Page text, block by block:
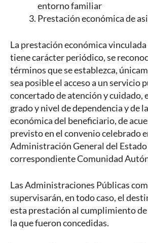
entorno familiar
Prestación económica de
La prestación económica
tiene carácter periódico, se
términos que se establezca,
sea posible el acceso a un servicio
concertado de atención y cuidado,
grado y nivel de dependencia y de
económica del beneficiario, de
previsto en el convenio celebrado
Administración General del Estado
correspondiente Comunidad
Las Administraciones Públicas
supervisarán, en todo caso, el
esta prestación al cumplimiento
la que fueron concedidas.